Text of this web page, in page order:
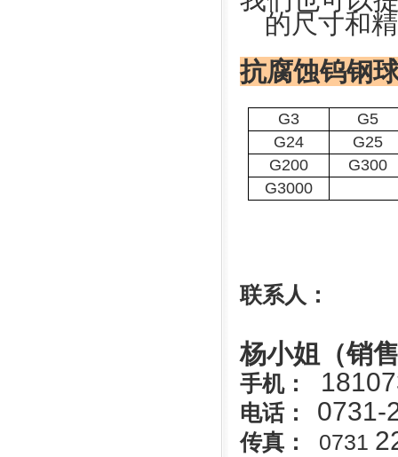
的尺寸和
抗腐蚀钨钢
G3
G5
G24
G25
G200
G300
G3000
联系人：
杨小姐（销
手机：
电话： 0731-
传真： 0731